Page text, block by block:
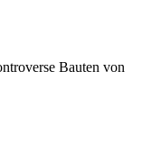
Bauten von